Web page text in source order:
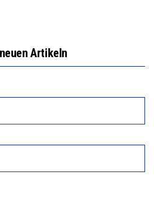
Artikeln